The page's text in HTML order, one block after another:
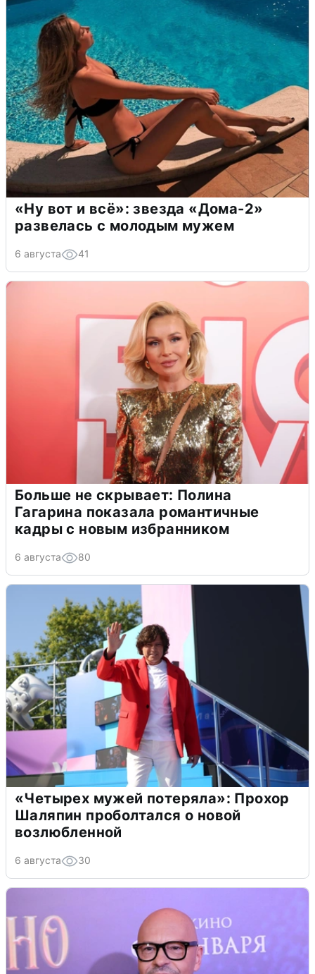
«Ну вот и всё»: звезда «Дома-2»
развелась с молодым мужем
6 августа 41
Больше не скрывает: Полина
Гагарина показала романтичные
кадры с новым избранником
6 августа 80
«Четырех мужей потеряла»: Прохор
Шаляпин проболтался о новой
возлюбленной
6 августа 30